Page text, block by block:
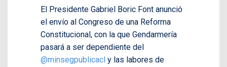
El Presidente Gabriel Boric Font anunció
el envío al Congreso de una Reforma
Constitucional, con la que Gendarmería
pasará a ser dependiente del
@minsegpublicacl y las labores de